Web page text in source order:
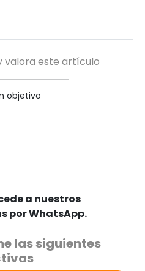
valora este artículo
objetivo
a nuestros
por WhatsApp.
las siguientes